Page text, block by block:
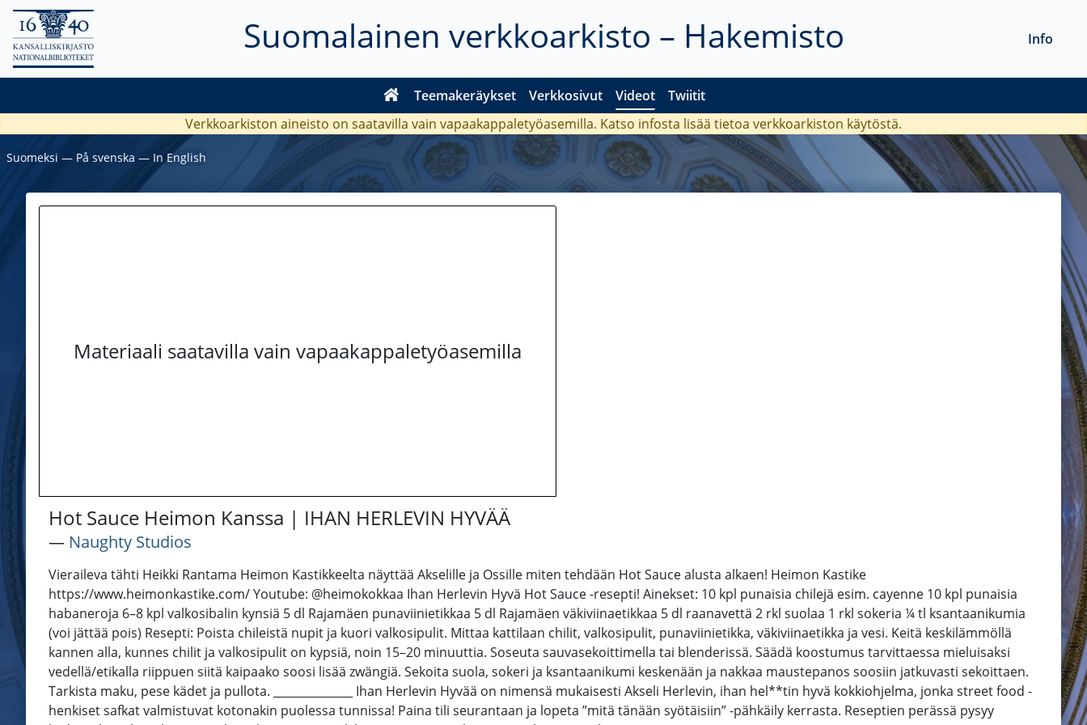
Suomalainen verkkoarkisto – Hakemisto
Teemakeräykset Verkkosivut Videot Twiitit
Info
Verkkoarkiston aineisto on saatavilla vain vapaakappaletyöasemilla. Katso infosta lisää tietoa verkkoarkiston käytöstä.
Suomeksi ― På svenska ― In English
Materiaali saatavilla vain vapaakappaletyöasemilla
Hot Sauce Heimon Kanssa | IHAN HERLEVIN HYVÄÄ
― Naughty Studios
Vieraileva tähti Heikki Rantama Heimon Kastikkeelta näyttää Akselille ja Ossille miten tehdään Hot Sauce alusta alkaen! Heimon Kastike
https://www.heimonkastike.com/ Youtube: @heimokokkaa Ihan Herlevin Hyvä Hot Sauce -resepti! Ainekset: 10 kpl punaisia chilejä esim. cayenne 10 kpl punaisia
habaneroja 6–8 kpl valkosibalin kynsiä 5 dl Rajamäen punaviinietikkaa 5 dl Rajamäen väkiviinaetikkaa 5 dl raanavettä 2 rkl suolaa 1 rkl sokeria ¼ tl ksantaanikumia
(voi jättää pois) Resepti: Poista chileistä nupit ja kuori valkosipulit. Mittaa kattilaan chilit, valkosipulit, punaviinietikka, väkiviinaetikka ja vesi. Keitä keskilämmöllä
kannen alla, kunnes chilit ja valkosipulit on kypsiä, noin 15–20 minuuttia. Soseuta sauvasekoittimella tai blenderissä. Säädä koostumus tarvittaessa mieluisaksi
vedellä/etikalla riippuen siitä kaipaako soosi lisää zwängiä. Sekoita suola, sokeri ja ksantaanikumi keskenään ja nakkaa maustepanos soosiin jatkuvasti sekoittaen.
Tarkista maku, pese kädet ja pullota. ______________ Ihan Herlevin Hyvää on nimensä mukaisesti Akseli Herlevin, ihan hel**tin hyvä kokkiohjelma, jonka street food -
henkiset safkat valmistuvat kotonakin puolessa tunnissa! Paina tili seurantaan ja lopeta ”mitä tänään syötäisiin” -pähkäily kerrasta. Reseptien perässä pysyy